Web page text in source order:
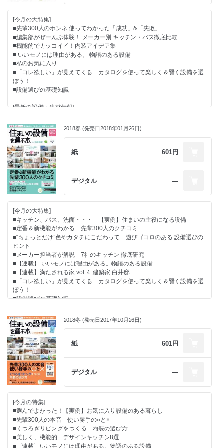
「JCBギフトカード3000円分」プレゼント
[今月の大特集]
■先輩300人のホンネ 使ってわかった「成功」&「失敗」
■編集部がぜーんぶ体験！ メーカー別 キッチン・バス徹底比較
■機能的でカッコイイ！内装アイデア集
■ いいモノには理由がある。 物語のある設備
■私のお気に入り
■「コレ欲しい」が見えてくる カタログを使って楽しく＆賢く設備を選
ぼう！
■設備選びの基礎知識
[最新の設備・建材情報]
● 「使い心地」「住み心地」がわかる実例特集
●設備＆建材レポート
[特別キャンペーン]
■アンケートの回答した方に抽選で100名様に
「JCBギフトカード3000円分」プレゼント
※対象媒体:SUUMOが発行しているリフォーム・注文住宅情報誌
2018春 (発売日2018年01月26日)
紙 601円
デジタル ―
[今月の大特集]
■キッチン、バス、洗面・・・ 【実例】住まいの主役になる設備
■定番＆新機能がわかる 先輩300人のクチコミ
■“ちょっとだけ”色やカタチにこだわって 遊びゴコロのある 設備選びの
ヒント
■メーカー担当者が解説 7社のキッチン 徹底研究
■【連載】 いいモノには理由がある。物語のある設備
■【連載】満たされる家 vol.４ 建築家 白井邸
■「コレ欲しい」が見えてくる カタログを使って楽しく＆賢く設備を選
ぼう！
■設備選びの基礎知識
[最新の設備・建材情報]
●Close up
● 「使い心地」「住み心地」がわかる実例特集
●設備＆建材レポート
[特別キャンペーン]
■アンケートの回答した方に抽選で100名様に
「JCBギフトカード3000円分」プレゼント
2018冬 (発売日2017年10月26日)
紙 601円
デジタル ―
[今月の特集]
■選んでよかった！【実例】お気に入り設備のある暮らし
■先輩300人の本音 使い勝手の○と×
■くつろぎリビングをつくる 内装の選び方
■美しく、機能的 デザインキッチン8選
■〔連載〕いいモノには理由がある。物語のある設備